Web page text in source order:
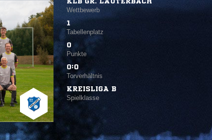
Wettbewerb
1
Tabellenplatz
0
Punkte
0:0
Torverhältnis
KREISLIGA B
Spielklasse